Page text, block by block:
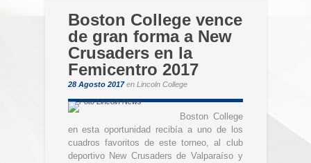
Boston College vence
de gran forma a New
Crusaders en la
Femicentro 2017
28 Agosto 2017en Lincoln College
Boston College
en esta oportunidad recibía a uno de los
cuadros favoritos de este torneo, al club
deportivo New Crusaders de Valparaíso y